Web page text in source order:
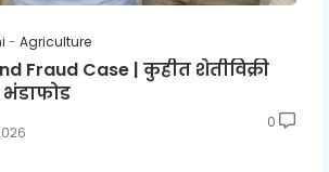
Agriculture
Fraud Case | कुहीत शेतीविक्री
भंडाफोड
0